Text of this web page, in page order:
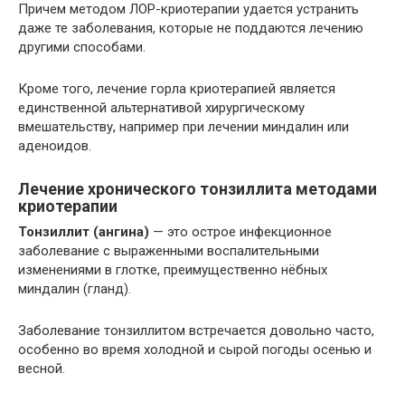
Причем методом ЛОР-криотерапии удается устранить
даже те заболевания, которые не поддаются лечению
другими способами.
Кроме того, лечение горла криотерапией является
единственной альтернативой хирургическому
вмешательству, например при лечении миндалин или
аденоидов.
Лечение хронического тонзиллита методами
криотерапии
Тонзиллит (ангина) — это острое инфекционное
заболевание с выраженными воспалительными
изменениями в глотке, преимущественно нёбных
миндалин (гланд).
Заболевание тонзиллитом встречается довольно часто,
особенно во время холодной и сырой погоды осенью и
весной.